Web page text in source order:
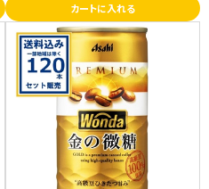
カートに入れる